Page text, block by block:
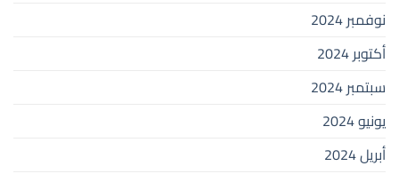
نوفمبر 2024
أكتوبر 2024
سبتمبر 2024
يونيو 2024
أبريل 2024